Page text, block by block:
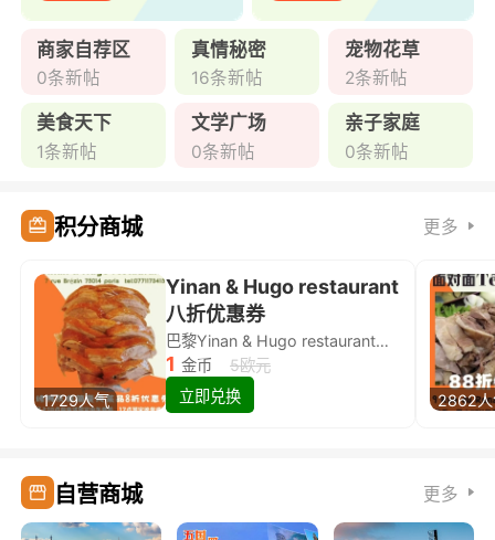
商家自荐区
0条新帖
真情秘密
16条新帖
宠物花草
2条新帖
美食天下
1条新帖
文学广场
0条新帖
亲子家庭
0条新帖
积分商城 更多
1729人气
Yinan & Hugo restaurant
八折优惠券
巴黎Yinan & Hugo restaurant除简餐类全场8折
1 金币
5欧元
立即兑换
2862
自营商城 更多